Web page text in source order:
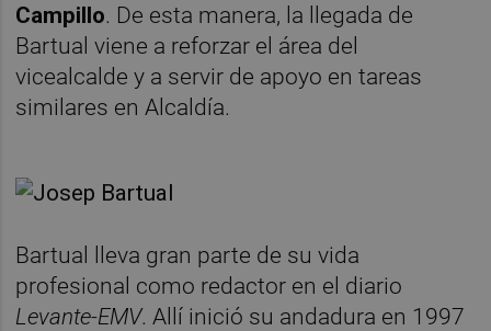
Campillo. De esta manera, la llegada de
Bartual viene a reforzar el área del
vicealcalde y a servir de apoyo en tareas
similares en Alcaldía.
Bartual lleva gran parte de su vida
profesional como redactor en el diario
Levante-EMV. Allí inició su andadura en 1997